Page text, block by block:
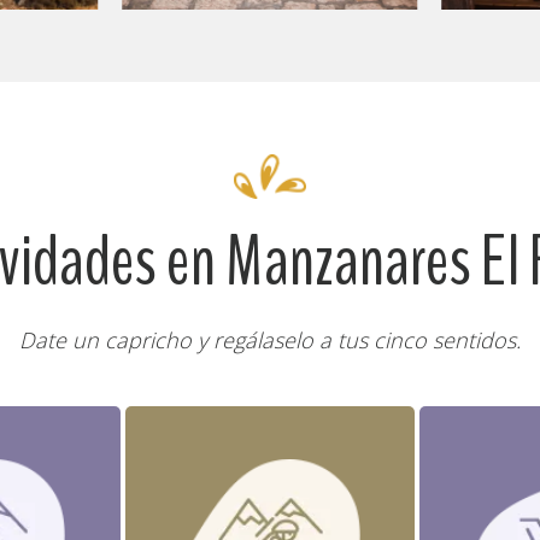
en Manzanares El
Date un capricho y regálaselo a tus cinco sentidos.